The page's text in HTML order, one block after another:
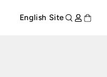
English Site